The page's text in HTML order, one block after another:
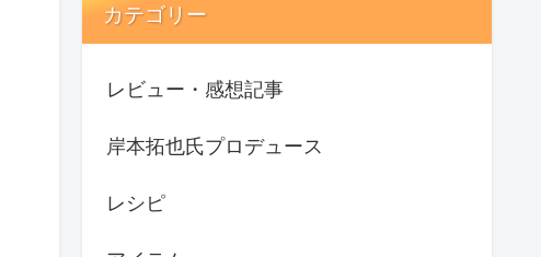
カテゴリー
レビュー・感想記事
岸本拓也氏プロデュース
レシピ